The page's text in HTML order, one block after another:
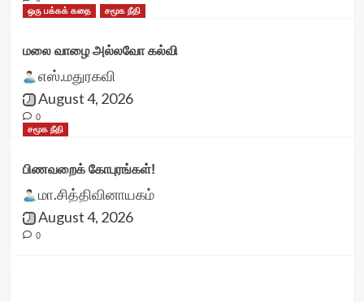
ஒரு பக்கக் கதை
சமூக நீதி
மலை வாழை அல்லவோ கல்வி
எஸ்.மதுரகவி
August 4, 2026
0
சமூக நீதி
பிணவறைக் கோபுரங்கள்!
மா.சித்திவினாயகம்
August 4, 2026
0